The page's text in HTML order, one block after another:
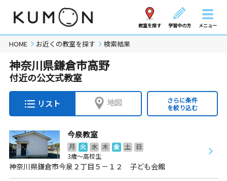
教室を探す 学習中の方 メニュー
HOME お近くの教室を探す 検索結果
神奈川県鎌倉市高野
付近の公文式教室
リスト 地図
さらに条件
を絞り込む
今泉教室
月 火 水 木 金 土
日
3歳～高校生
神奈川県鎌倉市今泉２丁目５－１２ 子ども会館